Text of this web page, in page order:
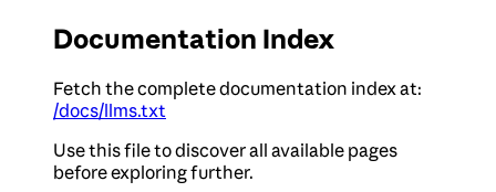
Documentation Index
Fetch the complete documentation index at:
/docs/llms.txt
Use this file to discover all available pages
before exploring further.